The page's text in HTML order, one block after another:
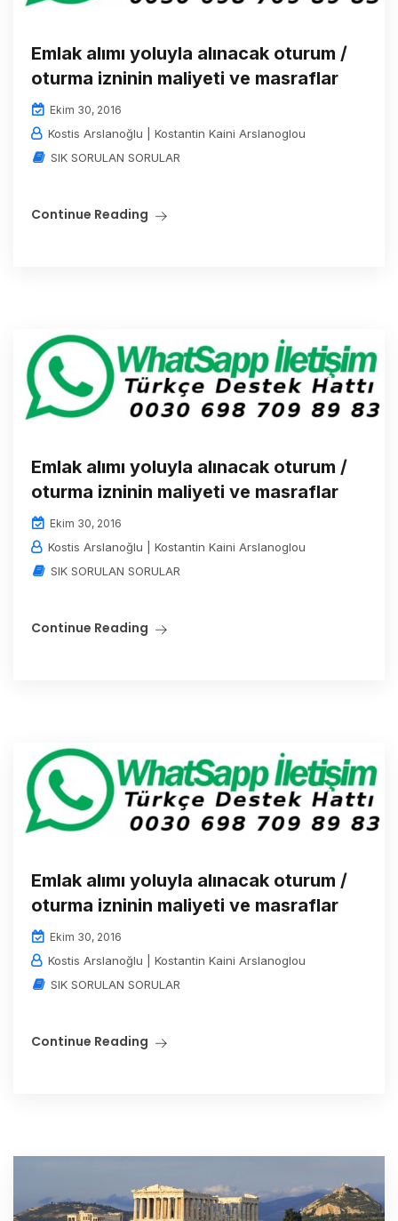
Emlak alımı yoluyla alınacak oturum /
oturma izninin maliyeti ve masraflar
Ekim 30, 2016
Kostis Arslanoğlu | Kostantin Kaini Arslanoglou
SIK SORULAN SORULAR
Continue Reading
Emlak alımı yoluyla alınacak oturum /
oturma izninin maliyeti ve masraflar
Ekim 30, 2016
Kostis Arslanoğlu | Kostantin Kaini Arslanoglou
SIK SORULAN SORULAR
Continue Reading
Emlak alımı yoluyla alınacak oturum /
oturma izninin maliyeti ve masraflar
Ekim 30, 2016
Kostis Arslanoğlu | Kostantin Kaini Arslanoglou
SIK SORULAN SORULAR
Continue Reading